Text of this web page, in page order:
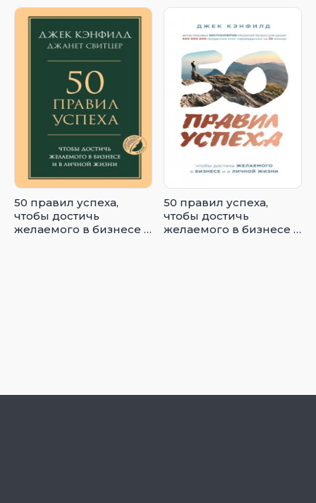
50 правил успеха,
чтобы достичь
желаемого в бизнесе и
50 правил успеха,
чтобы достичь
желаемого в бизнесе и